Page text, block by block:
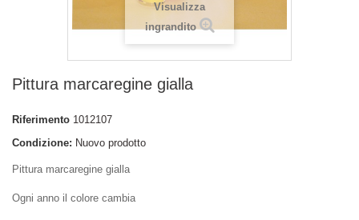
Visualizza
ingrandito
Pittura marcaregine gialla
Riferimento 1012107
Condizione: Nuovo prodotto
Pittura marcaregine gialla
Ogni anno il colore cambia